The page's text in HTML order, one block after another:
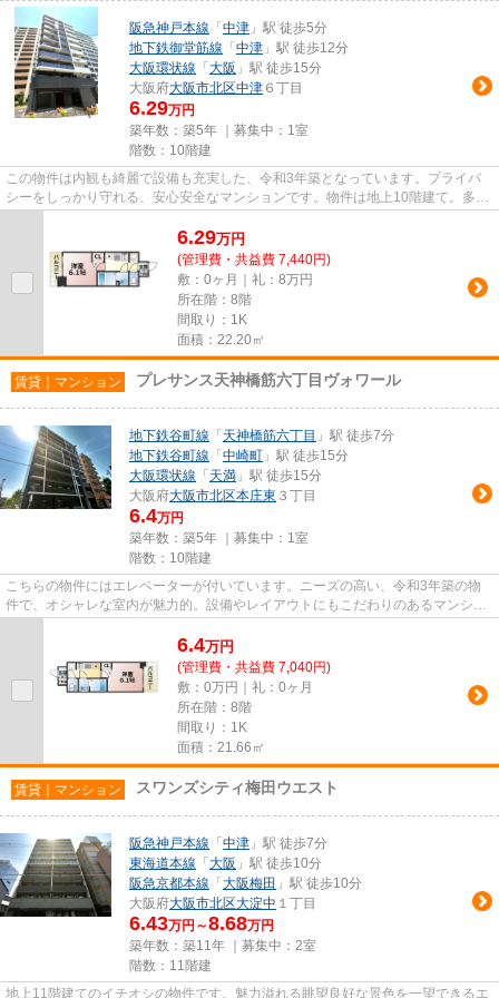
阪急神戸本線 「 中津 」駅 徒歩5分
地下鉄御堂筋線 「 中津 」駅 徒歩12分
大阪環状線 「 大阪 」駅 徒歩15分
大阪府大阪市北区中津 ６丁目
6.29万円
築年数：築5年 ｜募集中： 1室
階数：10階建
この物件は内観も綺麗で設備も充実した、令和3年築となっています。プライバ
シーをしっかり守れる、安心安全なマンションです。物件は地上10階建て。多く
6.29万円
(管理費・共益費 7,440円)
敷：0ヶ月｜礼：8万円
所在階：8階
間取り：1K
面積：22.20㎡
賃貸｜マンション プレサンス天神橋筋六丁目ヴォワール
地下鉄谷町線 「 天神橋筋六丁目 」駅 徒歩7分
地下鉄谷町線 「 中崎町 」駅 徒歩15分
大阪環状線 「 天満 」駅 徒歩15分
大阪府大阪市北区本庄東 ３丁目
6.4万円
築年数：築5年 ｜募集中： 1室
階数：10階建
こちらの物件にはエレベーターが付いています。ニーズの高い、令和3年築の物
件で、オシャレな室内が魅力的。設備やレイアウトにもこだわりのあるマンショ
6.4万円
(管理費・共益費 7,040円)
敷：0万円｜礼：0ヶ月
所在階：8階
間取り：1K
面積：21.66㎡
賃貸｜マンション スワンズシティ梅田ウエスト
阪急神戸本線 「 中津 」駅 徒歩7分
東海道本線 「 大阪 」駅 徒歩10分
阪急京都本線 「 大阪梅田 」駅 徒歩10分
大阪府大阪市北区大淀中 １丁目
6.43万円～8.68万円
築年数：築11年 ｜募集中： 2室
階数：11階建
地上11階建てのイチオシの物件です。魅力溢れる眺望良好な景色を一望できるエ